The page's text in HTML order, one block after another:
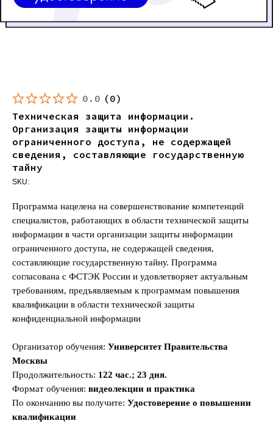
0.0 (0)
Техническая защита информации.
Организация защиты информации
ограниченного доступа, не содержащей
сведения, составляющие государственную
тайну
SKU:
Программа нацелена на совершенствование компетенций
специалистов, работающих в области технической защиты
информации в части организации защиты информации
ограниченного доступа, не содержащей сведения,
составляющие государственную тайну. Программа
согласована с ФСТЭК России и удовлетворяет актуальным
требованиям, предъявляемым к программам повышения
квалификации в области технической защиты
конфиденциальной информации
Организатор обучения: Университет Правительства
Москвы
Продолжительность: 122 час.; 23 дня.
Формат обучения: видеолекции и практика
По окончанию вы получите: Удостоверение о повышении
квалификации